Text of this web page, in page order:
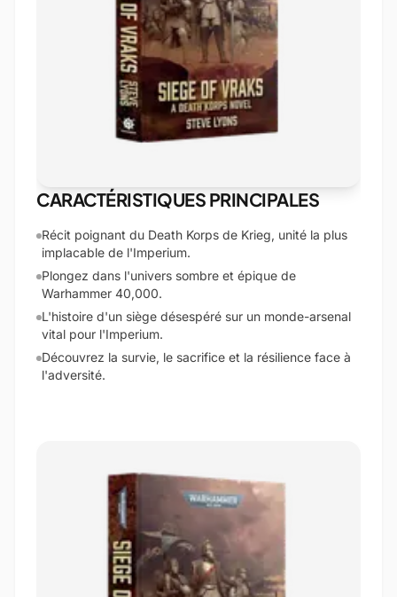
CARACTÉRISTIQUES PRINCIPALES
Récit poignant du Death Korps de Krieg, unité la plus
implacable de l'Imperium.
Plongez dans l'univers sombre et épique de
Warhammer 40,000.
L'histoire d'un siège désespéré sur un monde-arsenal
vital pour l'Imperium.
Découvrez la survie, le sacrifice et la résilience face à
l'adversité.